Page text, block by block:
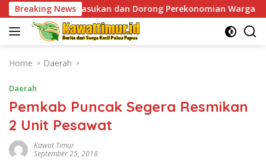
Skip
to
content
Breaking News
dan Dorong Perekonomian Warga Sentuhan
Home Daerah
Daerah
Pemkab Puncak Segera Resmikan
2 Unit Pesawat
Kawat Timur
September 25, 2018